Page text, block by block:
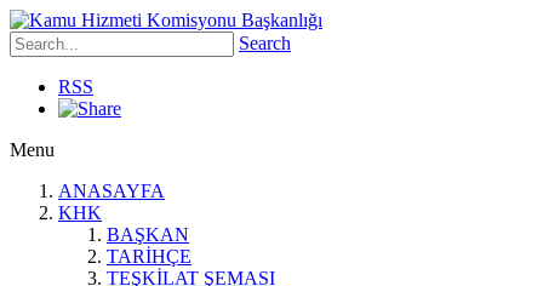
Search
RSS
Menu
ANASAYFA
KHK
BAŞKAN
TARİHÇE
TEŞKİLAT ŞEMASI